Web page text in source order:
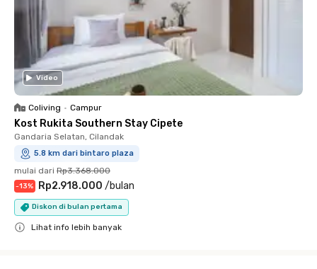
Video
Coliving • Campur
Kost Rukita Southern Stay Cipete
Gandaria Selatan, Cilandak
5.8 km dari bintaro plaza
mulai dari Rp3.368.000
-13% Rp2.918.000 /bulan
Diskon di bulan pertama
Lihat info lebih banyak